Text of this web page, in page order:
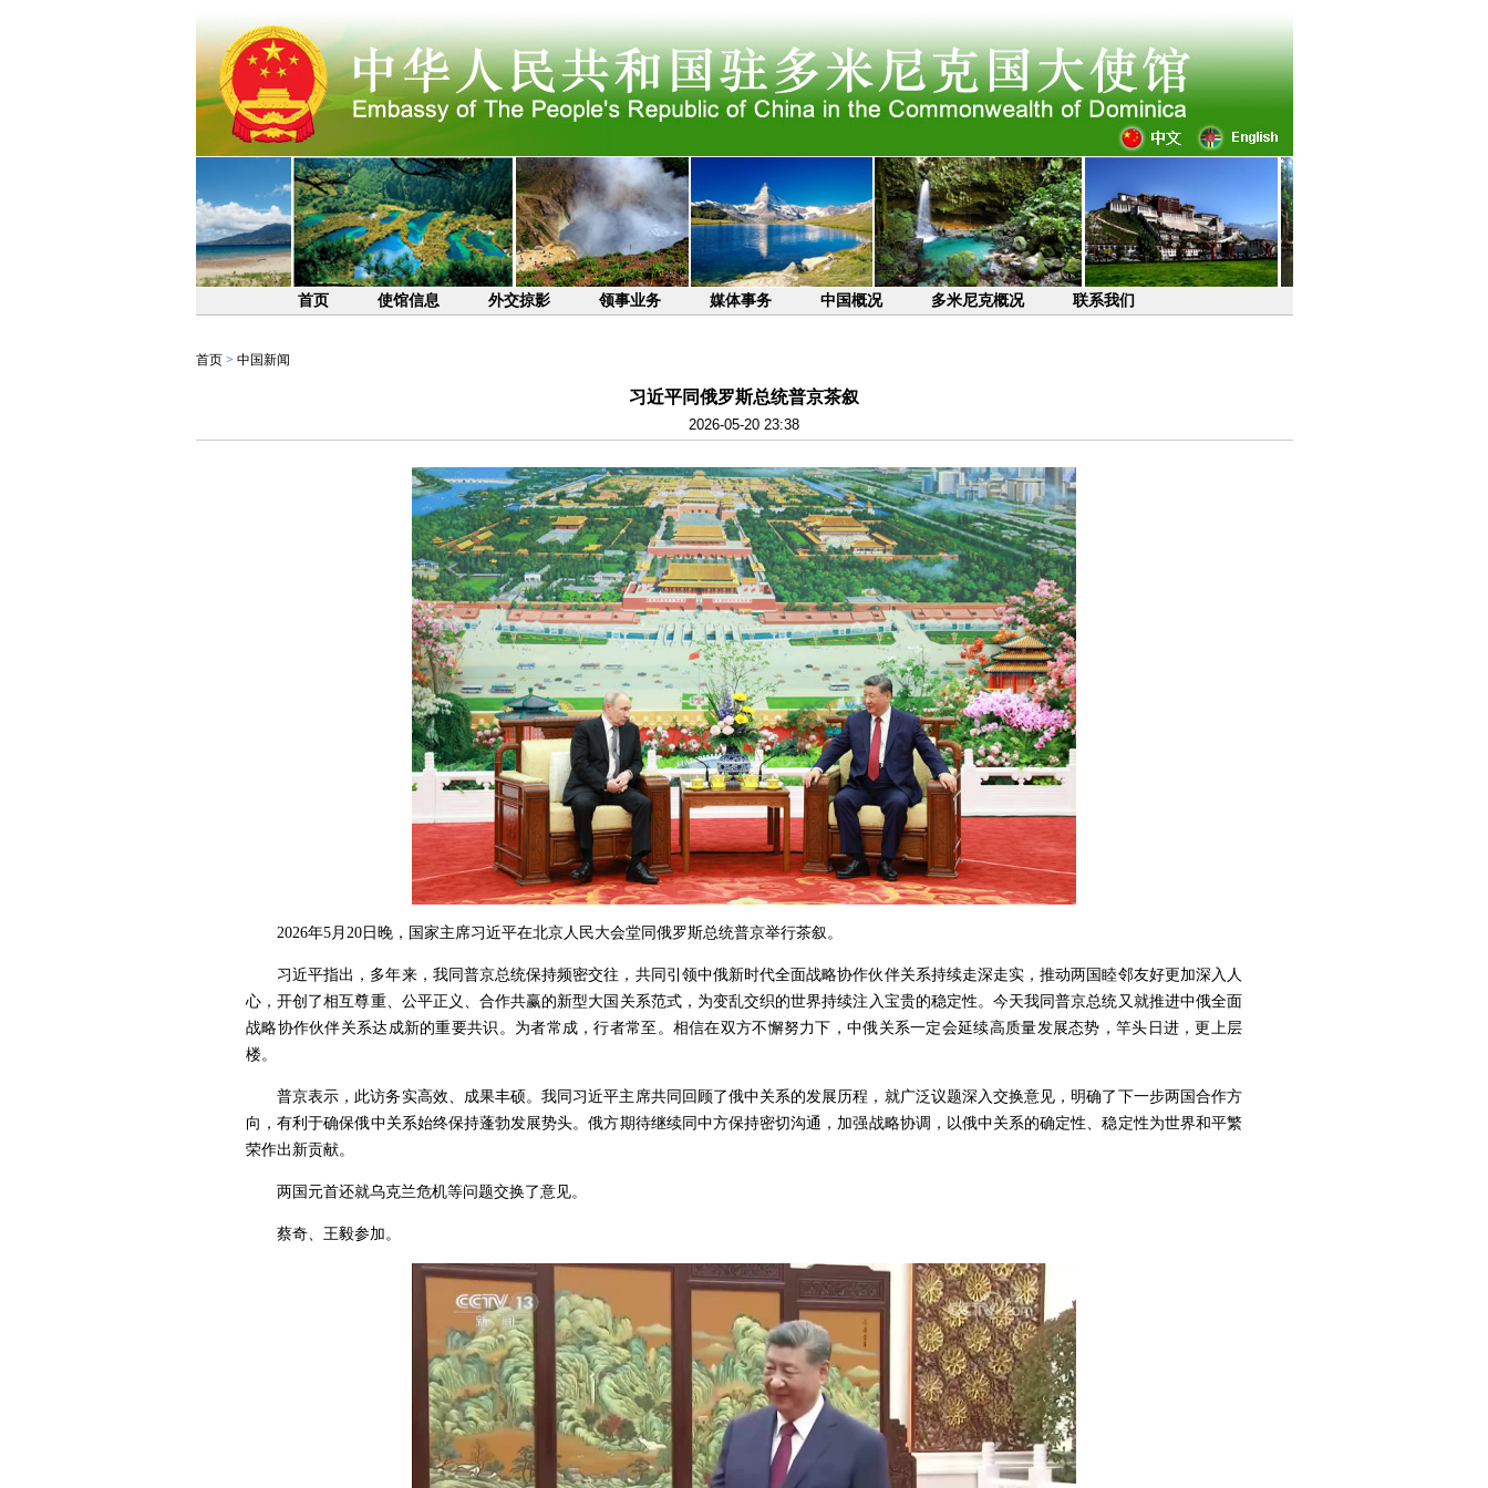
首页 使馆信息 外交掠影 领事业务 媒体事务 中国概况 多米尼克概况 联系我们
首页> 中国新闻
习近平同俄罗斯总统普京茶叙
2026-05-20 23:38
2026年5月20日晚，国家主席习近平在北京人民大会堂同俄罗斯总统普京举行茶叙。
习近平指出，多年来，我同普京总统保持频密交往，共同引领中俄新时代全面战略协作伙伴关系持续走深走实，推动两国睦邻友好更加深入人
心，开创了相互尊重、公平正义、合作共赢的新型大国关系范式，为变乱交织的世界持续注入宝贵的稳定性。今天我同普京总统又就推进中俄全面
战略协作伙伴关系达成新的重要共识。为者常成，行者常至。相信在双方不懈努力下，中俄关系一定会延续高质量发展态势，竿头日进，更上层
楼。
普京表示，此访务实高效、成果丰硕。我同习近平主席共同回顾了俄中关系的发展历程，就广泛议题深入交换意见，明确了下一步两国合作方
向，有利于确保俄中关系始终保持蓬勃发展势头。俄方期待继续同中方保持密切沟通，加强战略协调，以俄中关系的确定性、稳定性为世界和平繁
荣作出新贡献。
两国元首还就乌克兰危机等问题交换了意见。
蔡奇、王毅参加。